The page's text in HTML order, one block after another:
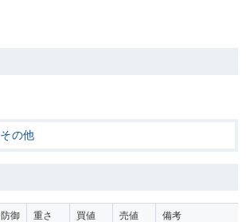
その他
防御 重さ 買値 売値 備考